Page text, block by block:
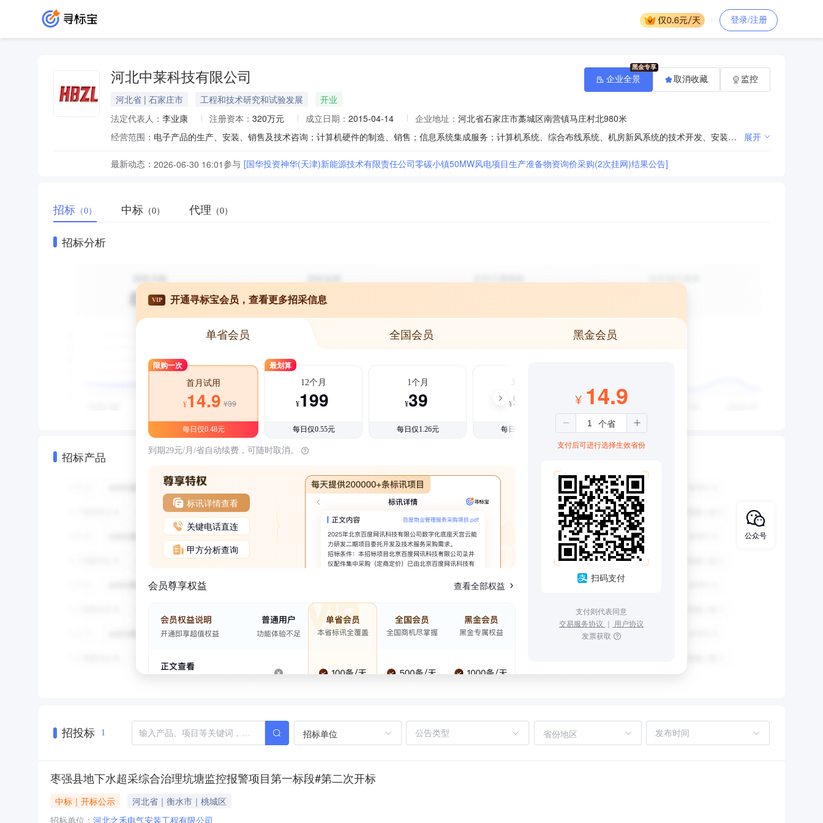
登录/注册
河北中莱科技有限公司
河北省 | 石家庄市 工程和技术研究和试验发展
开业
法定代表人： 李业康 注册资本： 320万元 成立日期： 2015-04-14 企业地址： 河北省石家庄市藁城区南营镇马庄村北980米
经营范围：
电子产品的生产、安装、销售及技术咨询；计算机硬件的制造、销售；信息系统集成服务；计算机系统、综合布线系统、机房新风系统的技术开发、安装、销售的技术咨询；电气设备的安装、销售；室内外装饰装修（依法须经批准的项目，经相关部门批准后方可开展经营活动）。 展开
最新动态： 2026-06-30 16:01参与 [国华投资神华(天津)新能源技术有限责任公司零碳小镇50MW风电项目生产准备物资询价采购(2次挂网)结果公告]
企业全景 取消收藏 监控
招标 （0） 中标 （0） 代理 （0）
招标分析
招标产品
VIP 开通寻标宝会员，查看更多招采信息
单省会员 全国会员 黑金会员
限购一次
首月试用
¥14.9 ¥39
每日仅0.48元
最划算
12个月
¥199
每日仅0.55元
1个月
¥39
每日仅1.26元
3个月
¥99
每日仅1.08元
到期29元/月/省自动续费，可随时取消。
标讯详情查看
关键电话直连
甲方分析查询
会员尊享权益 查看全部权益
¥ 14.9
支付后可进行选择生效省份
扫码支付
支付则代表同意
交易服务协议 ｜ 用户协议
发票获取
招投标 1 招标单位 省份地区
枣强县地下水超采综合治理坑塘监控报警项目第一标段#第二次开标
中标｜开标公示
河北省｜衡水市｜桃城区
招标单位： 河北之禾电气安装工程有限公司
公众号